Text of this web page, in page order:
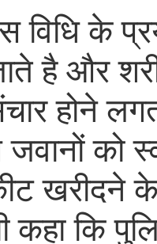
विधि के
है और
होने
को
खरीदने के
कहा कि